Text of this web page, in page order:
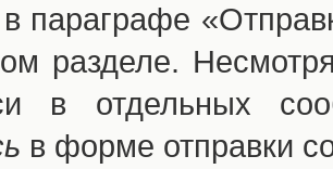
параграфе
разделе.
в отдельных
в форме отправки